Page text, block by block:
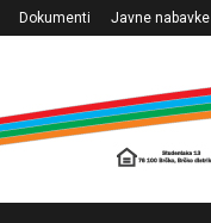
Dokumenti Javne nabavke